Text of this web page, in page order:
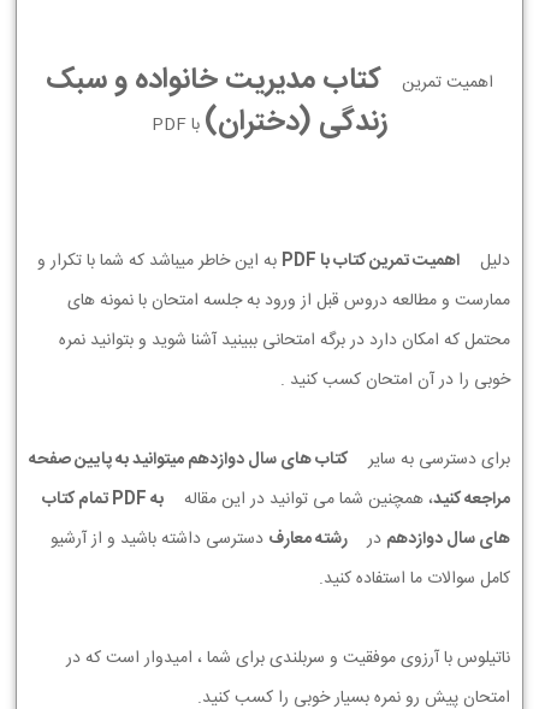
اهمیت تمرین
کتاب مدیریت خانواده و سبک
زندگی (دختران) با PDF
دلیل اهمیت تمرین کتاب با PDF
به این خاطر میباشد که شما با تکرار و
ممارست و مطالعه دروس قبل از ورود به جلسه امتحان با نمونه های
محتمل که امکان دارد در برگه امتحانی ببینید آشنا شوید و بتوانید نمره
خوبی را در آن امتحان کسب کنید .
برای دسترسی به سایر
کتاب های سال دوازدهم میتوانید به پایین صفحه
مراجعه کنید، همچنین شما می توانید در این مقاله
به PDF تمام کتاب
های سال دوازدهم در رشته معارف دسترسی داشته باشید و از آرشیو
کامل سوالات ما استفاده کنید.
ناتیلوس با آرزوی موفقیت و سربلندی برای شما ، امیدوار است که در
امتحان پیش رو نمره بسیار خوبی را کسب کنید.